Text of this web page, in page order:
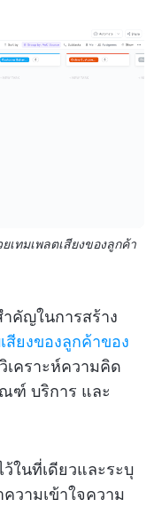
ทมเพลตเสียงของลูกค้า
คัญในการสร้าง
สียงของลูกค้าของ
คราะห์ความคิด
ฑ์ บริการ และ
ในที่เดียวและระบุ
วามเข้าใจความ